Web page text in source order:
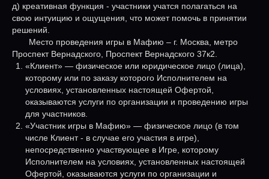
д) креативная функция - участники учатся полагаться на
свою интуицию и ощущения, что может помочь в принятии
решений.
Место проведения игры в Мафию – г. Москва, метро
Проспект Вернадского, Проспект Вернадского 37к2.
«Клиент» — физическое или юридическое лицо (лица),
которому или по заказу которого Исполнителем на
условиях, установленных настоящей Офертой,
оказываются услуги по организации и проведению игры
для участников.
«Участник игры в Мафию» — физическое лицо (в том
числе Клиент - в случае его участия в игре),
непосредственно участвующее в Игре, которому
Исполнителем на условиях, установленных настоящей
Офертой, оказываются услуги по организации и